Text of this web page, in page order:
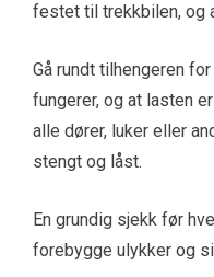
festet til trekkbilen, og
Gå rundt tilhengeren
fungerer, og at lasten
alle dører, luker eller
stengt og låst.
En grundig sjekk før
forebygge ulykker og